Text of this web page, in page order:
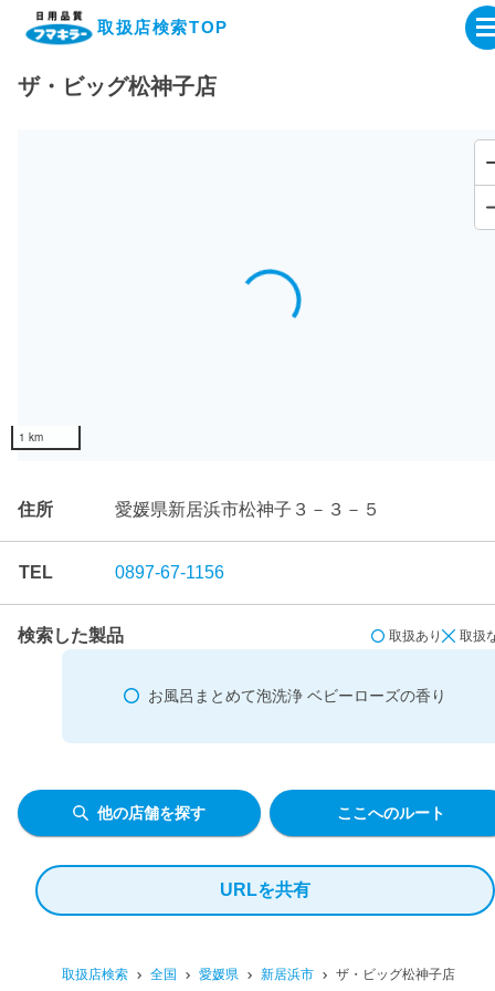
取扱店検索TOP
企業・IR情報サイト
取扱店検索 全国 愛媛県 新居浜市 ザ・ビッグ松神子店
ザ・ビッグ松神子店
住所 愛媛県新居浜市松神子３－３－５
TEL 0897-67-1156
検索した製品 取扱あり 取扱
お風呂まとめて泡洗浄 ベビーローズの香り
他の店舗を探す ここへのルート
URLを共有
Loading...
1 km